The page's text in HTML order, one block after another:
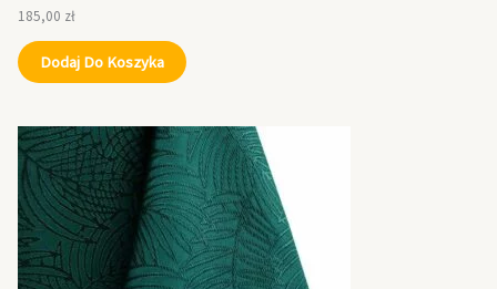
185,00 zł
Dodaj Do Koszyka